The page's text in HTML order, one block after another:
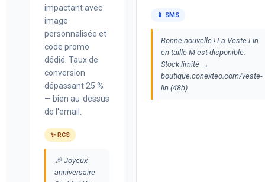
impactant avec
image
personnalisée et
code promo
dédié. Taux de
conversion
dépassant 25 %
— bien au-dessus
de l'email.
✨ RCS
🎉 Joyeux
anniversaire
📱 SMS
Bonne nouvelle ! La Veste Lin
en taille M est disponible.
Stock limité →
boutique.conexteo.com/veste-
lin (48h)